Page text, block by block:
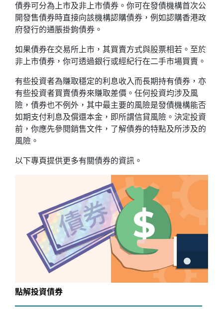
債券可分為上市及非上市債券。你可在發債機構首次公
開發售債券時直接向該機構認購債券，例如認購香港政
府發行的通脹掛鉤債券。
如果債券在交易所上市，其買賣方式與股票相若。至於
非上市債券，你可透過銀行或經紀行在二手市場買賣。
有些投資者為賺取穩定的利息收入而長期持有債券，亦
有些投資者買賣債券來賺取差價。任何投資均涉及風
險，債券也不例外，其中最主要的風險是發債機構能否
如期支付利息及償還本金，即所謂信貸風險。決定投資
前，你應先參閱銷售文件，了解債券的特點及所涉及的
風險。
以下專頁提供更多有關債券的資訊。
點解投資債券